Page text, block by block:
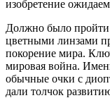
изобретение
Должно было пройти
цветными линзами
покорение мира.
мировая война.
обычные очки с
дали толчок